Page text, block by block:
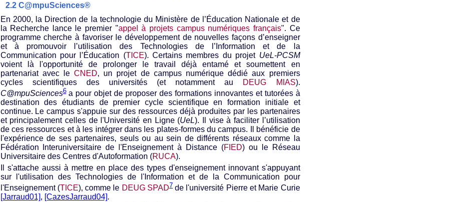
2.2 C@mpuSciences®
En 2000, la Direction de la technologie du Ministère de l’Éducation Nationale et de
la Recherche lance le premier "appel à projets campus numériques français". Ce
programme cherche à favoriser le développement de nouvelles façons d’enseigner
et à promouvoir l’utilisation des Technologies de l’Information et de la
Communication pour l’Éducation (TICE). Certains membres du projet UeL-PCSM
voient là l'opportunité de prolonger le travail déjà entamé et soumettent en
partenariat avec leCNED, un projet de campus numérique dédié aux premiers
cycles scientifiques des universités (et notamment au DEUG MIAS).
C@mpuSciences6a pour objet de proposer des formations innovantes et tutorées à
destination des étudiants de premier cycle scientifique en formation initiale et
continue. Le campus s'appuie sur des ressources déjà produites par les partenaires
et principalement celles de l'Université en Ligne (UeL). Il vise à faciliter l’utilisation
de ces ressources et à les intégrer dans les plates-formes du campus. Il bénéficie de
l'expérience de ses partenaires, seuls ou au sein de différents réseaux comme la
Fédération Interuniversitaire de l'Enseignement à Distance (FIED) ou le Réseau
Universitaire des Centres d'Autoformation (RUCA).
Il s'attache aussi à mettre en place des types d'enseignement innovant s'appuyant
sur l'utilisation des Technologies de l'Information et de la Communication pour
l'Enseignement (TICE), comme le DEUG SPAD7de l'université Pierre et Marie Curie
[Jarraud01], [CazesJarraud04].